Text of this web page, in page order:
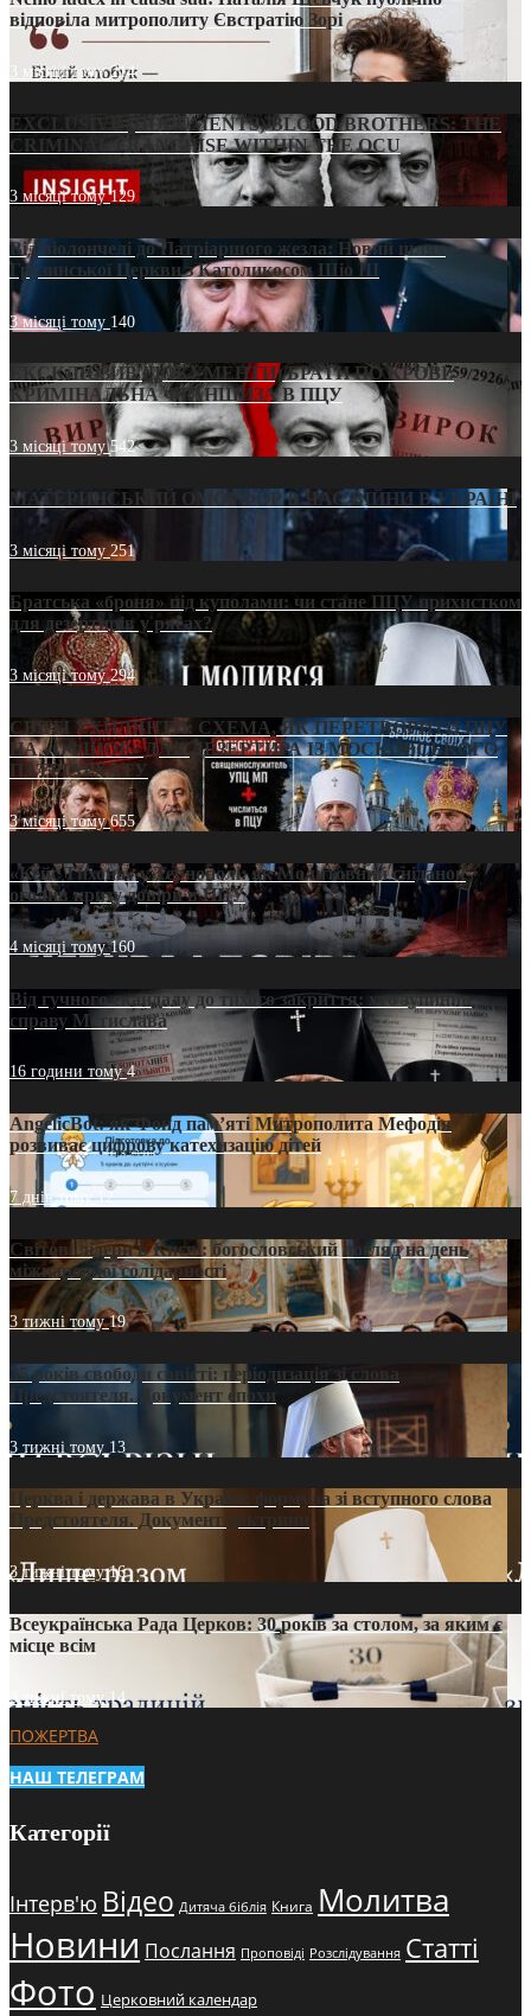
відповіла митрополиту Євстратію Зорі
3 місяці тому214
EXCLUSIVE (DOCUMENTS)/BLOOD BROTHERS: THE
CRIMINAL FRANCHISE WITHIN THE OCU
3 місяці тому129
Від віолончелі до Патріаршого жезла: Новий шлях
Грузинської Церкви з Католикосом Шіо III
3 місяці тому 140
ЕКСКЛЮЗИВ (ДОКУМЕНТИ)/БРАТИ ПО КРОВІ:
КРИМІНАЛЬНА ФРАНШИЗА В ПЦУ
3 місяці тому542
МАТЕРИНСЬКИЙ ОМОРФОР В ЧАС ВІЙНИ В УКРАЇНІ
3 місяці тому251
Братська «броня» під куполами: чи стане ПЦУ прихистком
для дезертирів у рясах?
3 місяці тому294
СВЯТІ УХИЛЯНТИ: СХЕМА, ЯК ПЕРЕТВОРИТИ ПЦУ
НА «ОФШОР» ДЛЯ ДЕЗЕРТИРА ІЗ МОСКОВСЬКОГО
ПАТРІАРХАТУ
3 місяці тому655
«Кейс Тихона» у Тернополі: як Молитовний сніданок
оголив кризу довіри в ПЦУ
4 місяці тому160
Від гучного скандалу до тихого закриття: хто зупинив
справу Мстислава
16 години тому4
AngelicBot: як Фонд пам’яті Митрополита Мефодія
розвиває цифрову катехизацію дітей
7 днів тому12
Світові лідери в Києві: богословський погляд на день
міжнародної солідарності
3 тижні тому19
35 років свободи совісті: періодизація зі слова
Предстоятеля. Документ епохи
3 тижні тому 13
Церква і держава в Україні: формула зі вступного слова
Предстоятеля. Документ доктрини
3 тижні тому16
Всеукраїнська Рада Церков: 30 років за столом, за яким є
місце всім
3 тижні тому14
ПОЖЕРТВА
НАШ ТЕЛЕГРАМ
Категорії
Інтерв'ю Відео Дитяча біблія Книга Молитва
Новини Послання Проповіді Розслідування Статті
Фото Церковний календар